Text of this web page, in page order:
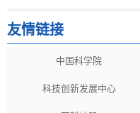
友情链接
中国科学院
科技创新发展中心